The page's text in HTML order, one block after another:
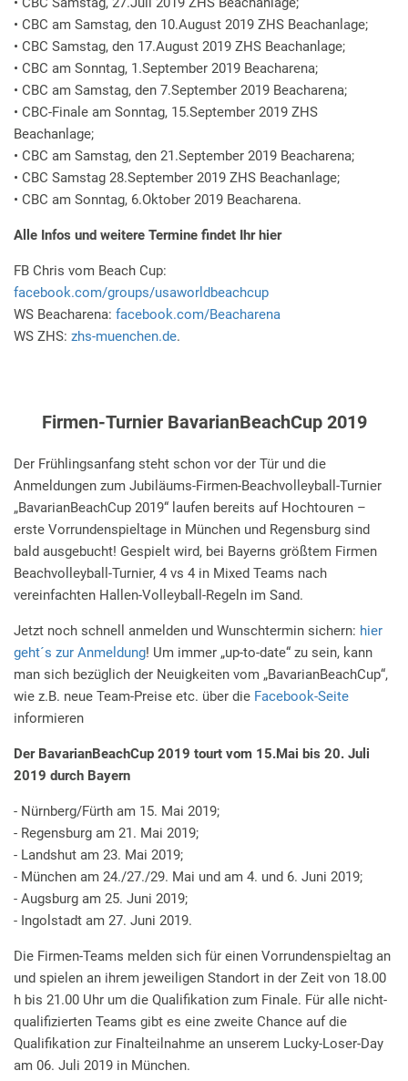
• CBC am Samstag, den 10.August 2019 ZHS Beachanlage;
• CBC Samstag, den 17.August 2019 ZHS Beachanlage;
• CBC am Sonntag, 1.September 2019 Beacharena;
• CBC am Samstag, den 7.September 2019 Beacharena;
• CBC-Finale am Sonntag, 15.September 2019 ZHS
Beachanlage;
• CBC am Samstag, den 21.September 2019 Beacharena;
• CBC Samstag 28.September 2019 ZHS Beachanlage;
• CBC am Sonntag, 6.Oktober 2019 Beacharena.
Alle Infos und weitere Termine findet Ihr hier
FB Chris vom Beach Cup:
facebook.com/groups/usaworldbeachcup
WS Beacharena: facebook.com/Beacharena
WS ZHS: zhs-muenchen.de.
Firmen-Turnier BavarianBeachCup 2019
Der Frühlingsanfang steht schon vor der Tür und die
Anmeldungen zum Jubiläums-Firmen-Beachvolleyball-Turnier
„BavarianBeachCup 2019“ laufen bereits auf Hochtouren –
erste Vorrundenspieltage in München und Regensburg sind
bald ausgebucht! Gespielt wird, bei Bayerns größtem Firmen
Beachvolleyball-Turnier, 4 vs 4 in Mixed Teams nach
vereinfachten Hallen-Volleyball-Regeln im Sand.
Jetzt noch schnell anmelden und Wunschtermin sichern: hier
geht´s zur Anmeldung! Um immer „up-to-date“ zu sein, kann
man sich bezüglich der Neuigkeiten vom „BavarianBeachCup“,
wie z.B. neue Team-Preise etc. über die Facebook-Seite
informieren
Der BavarianBeachCup 2019 tourt vom 15.Mai bis 20. Juli
2019 durch Bayern
- Nürnberg/Fürth am 15. Mai 2019;
- Regensburg am 21. Mai 2019;
- Landshut am 23. Mai 2019;
- München am 24./27./29. Mai und am 4. und 6. Juni 2019;
- Augsburg am 25. Juni 2019;
- Ingolstadt am 27. Juni 2019.
Die Firmen-Teams melden sich für einen Vorrundenspieltag an
und spielen an ihrem jeweiligen Standort in der Zeit von 18.00
h bis 21.00 Uhr um die Qualifikation zum Finale. Für alle nicht-
qualifizierten Teams gibt es eine zweite Chance auf die
Qualifikation zur Finalteilnahme an unserem Lucky-Loser-Day
am 06. Juli 2019 in München.